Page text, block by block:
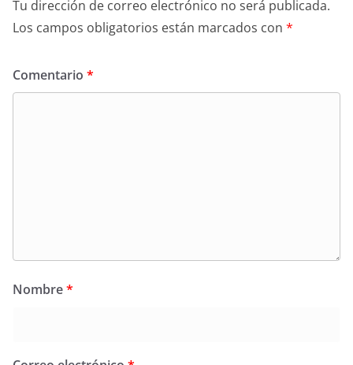
Tu dirección de correo electrónico no será publicada.
Los campos obligatorios están marcados con *
Comentario *
Nombre*